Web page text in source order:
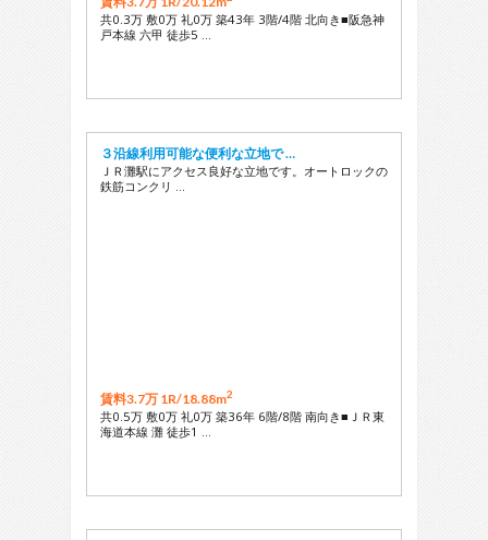
共0.3万 敷0万 礼0万 築43年 3階/4階 北向き■阪急神
戸本線 六甲 徒歩5 …
３沿線利用可能な便利な立地で …
ＪＲ灘駅にアクセス良好な立地です。オートロックの
鉄筋コンクリ …
賃料3.7万 1R/18.88m2
共0.5万 敷0万 礼0万 築36年 6階/8階 南向き■ＪＲ東
海道本線 灘 徒歩1 …